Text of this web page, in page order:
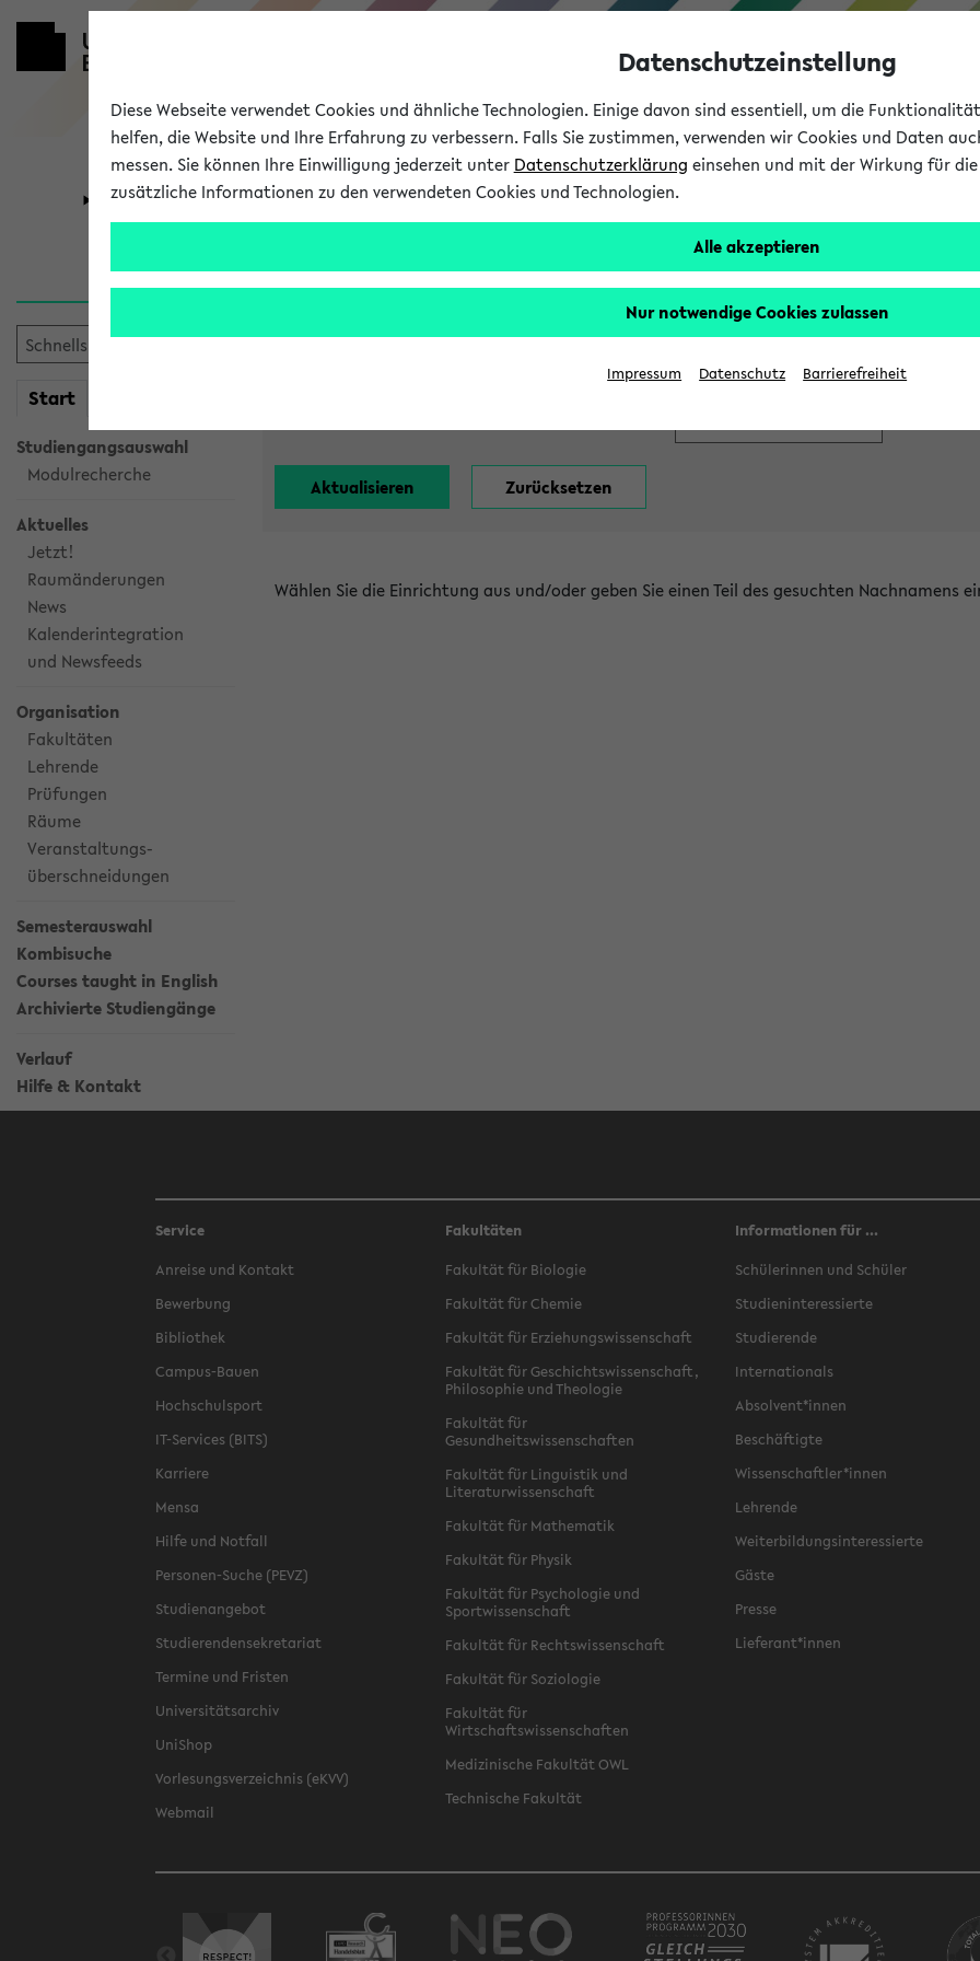
Universität Forschung Studium
Start
Studiengangsauswahl
Modulrecherche
Aktuelles
Jetzt!
Raumänderungen
News
Kalenderintegration
und Newsfeeds
Organisation
Fakultäten
Lehrende
Prüfungen
Räume
Veranstaltungs-
überschneidungen
Semesterauswahl
Kombisuche
Courses taught in English
Archivierte Studiengänge
Verlauf
Hilfe & Kontakt
Alle Lehrenden
Wählen Sie die Einrichtung aus und/oder geben Sie einen Teil des gesuchten Nachnamens
Service
Anreise und Kontakt
Bewerbung
Bibliothek
Campus-Bauen
Hochschulsport
IT-Services (BITS)
Karriere
Mensa
Hilfe und Notfall
Personen-Suche (PEVZ)
Studienangebot
Studierendensekretariat
Termine und Fristen
Universitätsarchiv
UniShop
Vorlesungsverzeichnis (eKVV)
Webmail
Fakultäten
Fakultät für Biologie
Fakultät für Chemie
Fakultät für Erziehungswissenschaft
Fakultät für Geschichtswissenschaft,
Philosophie und Theologie
Fakultät für
Gesundheitswissenschaften
Fakultät für Linguistik und
Literaturwissenschaft
Fakultät für Mathematik
Fakultät für Physik
Fakultät für Psychologie und
Sportwissenschaft
Fakultät für Rechtswissenschaft
Fakultät für Soziologie
Fakultät für
Wirtschaftswissenschaften
Medizinische Fakultät OWL
Technische Fakultät
Informationen für ...
Schülerinnen und Schüler
Studieninteressierte
Studierende
Internationals
Absolvent*innen
Beschäftigte
Wissenschaftler*innen
Lehrende
Weiterbildungsinteressierte
Gäste
Presse
Lieferant*innen
Datenschutzeinstellung
Diese Webseite verwendet Cookies und ähnliche Technologien. Einige davon sind essentiell, um die
helfen, die Website und Ihre Erfahrung zu verbessern. Falls Sie zustimmen, verwenden wir Cookies und Daten
messen. Sie können Ihre Einwilligung jederzeit unter Datenschutzerklärung einsehen und mit der Wirkung für
zusätzliche Informationen zu den verwendeten Cookies und Technologien.
Alle akzeptieren
Nur notwendige Cookies zulassen
Impressum Datenschutz Barrierefreiheit